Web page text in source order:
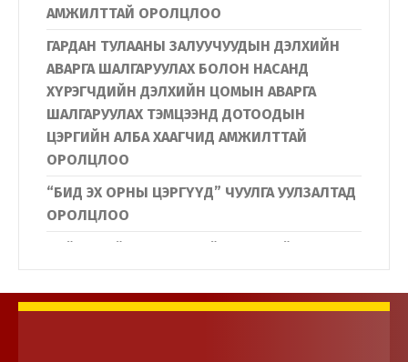
АМЖИЛТТАЙ ОРОЛЦЛОО
ГАРДАН ТУЛААНЫ ЗАЛУУЧУУДЫН ДЭЛХИЙН
АВАРГА ШАЛГАРУУЛАХ БОЛОН НАСАНД
ХҮРЭГЧДИЙН ДЭЛХИЙН ЦОМЫН АВАРГА
ШАЛГАРУУЛАХ ТЭМЦЭЭНД ДОТООДЫН
ЦЭРГИЙН АЛБА ХААГЧИД АМЖИЛТТАЙ
ОРОЛЦЛОО
“БИД ЭХ ОРНЫ ЦЭРГҮҮД” ЧУУЛГА УУЛЗАЛТАД
ОРОЛЦЛОО
Нийслэлийн Дүүргүүдийн Иргэдийн
Дотоодын цэргийн байгууллагын үйл
ажиллагаатай танилцлаа.